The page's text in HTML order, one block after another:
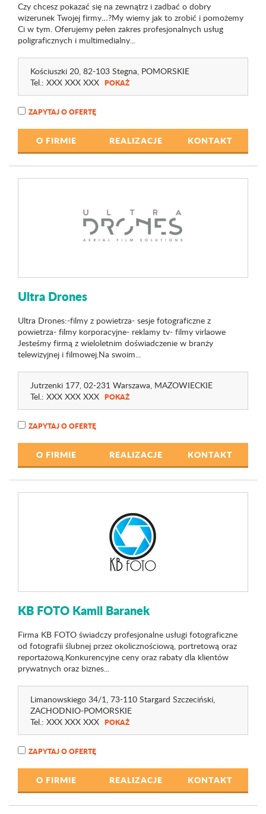
Czy chcesz pokazać się na zewnątrz i zadbać o dobry
wizerunek Twojej firmy…?My wiemy jak to zrobić i pomożemy
Ci w tym. Oferujemy pełen zakres profesjonalnych usług
poligraficznych i multimedialny...
Kościuszki 20, 82-103 Stegna, POMORSKIE
Tel.: XXX XXX XXX POKAŻ
ZAPYTAJ O OFERTĘ
O FIRMIE REALIZACJE KONTAKT
Ultra Drones
Ultra Drones:-filmy z powietrza- sesje fotograficzne z
powietrza- filmy korporacyjne- reklamy tv- filmy virlaowe
Jesteśmy firmą z wieloletnim doświadczenie w branży
telewizyjnej i filmowej.Na swoim...
Jutrzenki 177, 02-231 Warszawa, MAZOWIECKIE
Tel.: XXX XXX XXX POKAŻ
ZAPYTAJ O OFERTĘ
O FIRMIE REALIZACJE KONTAKT
KB FOTO Kamil Baranek
Firma KB FOTO świadczy profesjonalne usługi fotograficzne
od fotografii ślubnej przez okolicznościową, portretową oraz
reportażową.Konkurencyjne ceny oraz rabaty dla klientów
prywatnych oraz biznes...
Limanowskiego 34/1, 73-110 Stargard Szczeciński,
ZACHODNIO-POMORSKIE
Tel.: XXX XXX XXX POKAŻ
ZAPYTAJ O OFERTĘ
O FIRMIE REALIZACJE KONTAKT